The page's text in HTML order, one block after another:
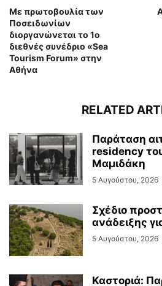
Με πρωτοβουλία των
Ποσειδωνίων
διοργανώνεται το 1ο
διεθνές συνέδριο «Sea
Tourism Forum» στην
Αθήνα
RELATED
Παράταση
residency
Μαμιδάκη
5 Αυγούστου, 2026
Σχέδιο
ανάδειξης
5 Αυγούστου, 2026
Καστοριά: